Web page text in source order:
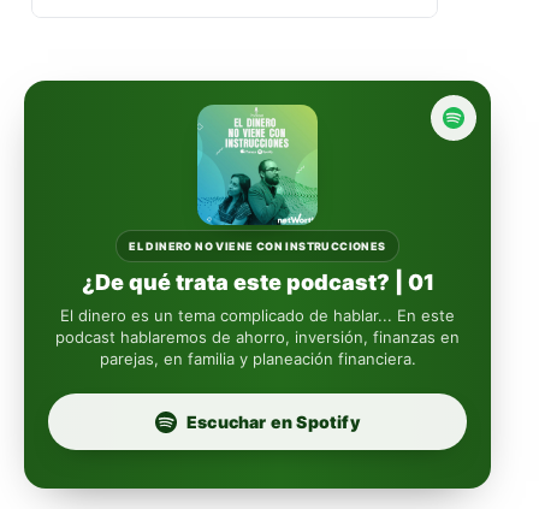
Fintual
Principal
Sura
Insignia Life
Profuturo
automáticamente
EL DINERO NO VIENE CON INSTRUCCIONES
¿De qué trata este podcast? | 01
El dinero es un tema complicado de hablar... En este
podcast hablaremos de ahorro, inversión, finanzas en
parejas, en familia y planeación financiera.
Escuchar en Spotify